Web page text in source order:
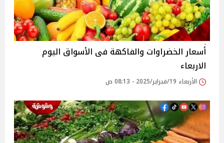
أسعار الخضراوات والفاكهة فى الأسواق‎‎ اليوم
الاربعاء
الأربعاء 19/فبراير/2025 - 08:13 ص